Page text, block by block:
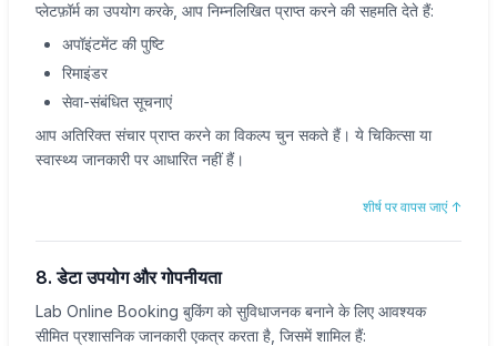
प्लेटफ़ॉर्म का उपयोग करके, आप निम्नलिखित प्राप्त करने की सहमति देते हैं:
अपॉइंटमेंट की पुष्टि
रिमाइंडर
सेवा-संबंधित सूचनाएं
आप अतिरिक्त संचार प्राप्त करने का विकल्प चुन सकते हैं। ये चिकित्सा या
स्वास्थ्य जानकारी पर आधारित नहीं हैं।
शीर्ष पर वापस जाएं↑
8. डेटा उपयोग और गोपनीयता
Lab Online Booking बुकिंग को सुविधाजनक बनाने के लिए आवश्यक
सीमित प्रशासनिक जानकारी एकत्र करता है, जिसमें शामिल हैं: